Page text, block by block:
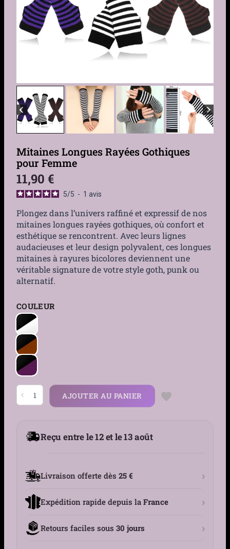
Mitaines Longues Rayées Gothiques
pour Femme
11,90 €
5/5 - 1 avis
Plongez dans l’univers raffiné et expressif de nos
mitaines longues rayées gothiques, où confort et
esthétique se rencontrent. Avec leurs lignes
audacieuses et leur design polyvalent, ces longues
mitaines à rayures bicolores deviennent une
véritable signature de votre style goth, punk ou
alternatif.
COULEUR
quantité
de
Mitaines
pour
AJOUTER AU PANIER
Reçu entre le 12 et le 13 août
Livraison offerte dès 25 € ›
Expédition rapide depuis la France ›
Retours faciles sous 30 jours ›